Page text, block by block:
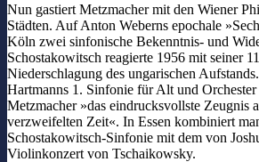
Nun gastiert Metzmacher mit den Wiener
Städten. Auf Anton Weberns epochale
Köln zwei sinfonische Bekenntnis- und
Schostakowitsch reagierte 1956 mit seiner
Niederschlagung des ungarischen
Hartmanns 1. Sinfonie für Alt und
Metzmacher »das eindrucksvollste Zeugnis
verzweifelten Zeit«. In Essen kombiniert
Schostakowitsch-Sinfonie mit dem von
Violinkonzert von Tschaikowsky.